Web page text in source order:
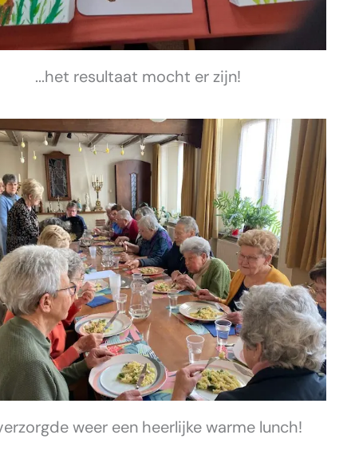
...het resultaat mocht er zijn!
weer een heerlijke warme lunch!